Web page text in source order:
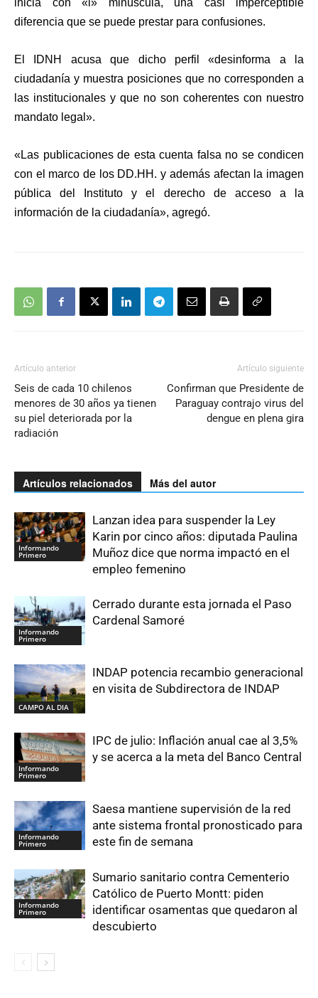
inicia con «i» minúscula, una casi imperceptible
diferencia que se puede prestar para confusiones.
El IDNH acusa que dicho perfil «desinforma a la
ciudadanía y muestra posiciones que no corresponden a
las institucionales y que no son coherentes con nuestro
mandato legal».
«Las publicaciones de esta cuenta falsa no se condicen
con el marco de los DD.HH. y además afectan la imagen
pública del Instituto y el derecho de acceso a la
información de la ciudadanía», agregó.
Artículo anterior
Seis de cada 10 chilenos
menores de 30 años ya tienen
su piel deteriorada por la
radiación
Artículo siguiente
Confirman que Presidente de
Paraguay contrajo virus del
dengue en plena gira
Artículos relacionados Más del autor
Informando
Primero
Lanzan idea para suspender la Ley
Karin por cinco años: diputada Paulina
Muñoz dice que norma impactó en el
empleo femenino
Informando
Primero
Cerrado durante esta jornada el Paso
Cardenal Samoré
CAMPO AL DIA
INDAP potencia recambio generacional
en visita de Subdirectora de INDAP
Informando
Primero
IPC de julio: Inflación anual cae al 3,5%
y se acerca a la meta del Banco Central
Informando
Primero
Saesa mantiene supervisión de la red
ante sistema frontal pronosticado para
este fin de semana
Informando
Primero
Sumario sanitario contra Cementerio
Católico de Puerto Montt: piden
identificar osamentas que quedaron al
descubierto